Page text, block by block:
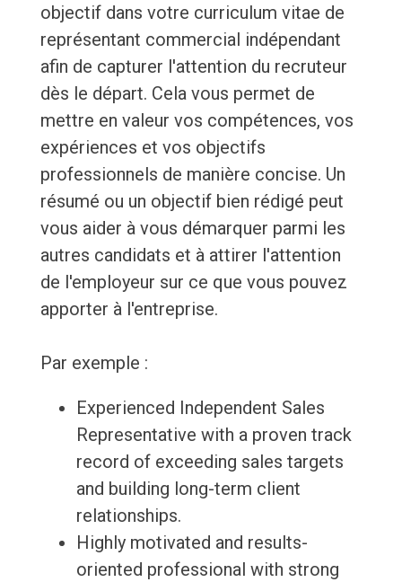
objectif dans votre curriculum vitae de
représentant commercial indépendant
afin de capturer l'attention du recruteur
dès le départ. Cela vous permet de
mettre en valeur vos compétences, vos
expériences et vos objectifs
professionnels de manière concise. Un
résumé ou un objectif bien rédigé peut
vous aider à vous démarquer parmi les
autres candidats et à attirer l'attention
de l'employeur sur ce que vous pouvez
apporter à l'entreprise.
Par exemple :
Experienced Independent Sales
Representative with a proven track
record of exceeding sales targets
and building long-term client
relationships.
Highly motivated and results-
oriented professional with strong